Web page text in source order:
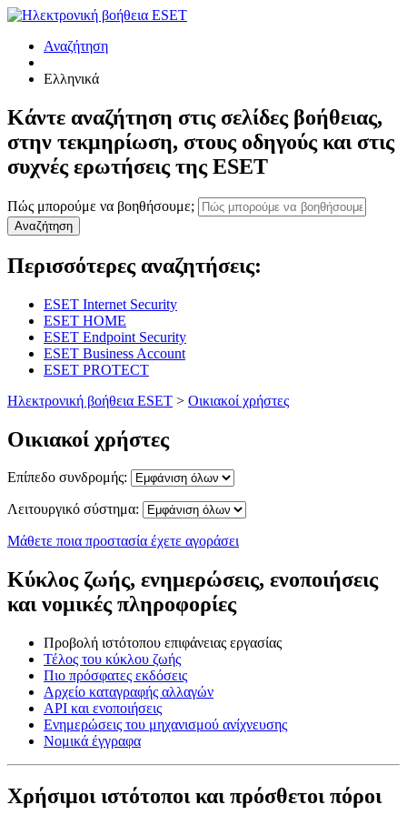
Αναζήτηση
Ελληνικά
Κάντε αναζήτηση στις σελίδες βοήθειας,
στην τεκμηρίωση, στους οδηγούς και στις
συχνές ερωτήσεις της ESET
Πώς μπορούμε να βοηθήσουμε;
Αναζήτηση
Περισσότερες αναζητήσεις:
ESET Internet Security
ESET HOME
ESET Endpoint Security
ESET Business Account
ESET PROTECT
Ηλεκτρονική βοήθεια ESET > Οικιακοί χρήστες
Οικιακοί χρήστες
Επίπεδο συνδρομής:
Λειτουργικό σύστημα:
Μάθετε ποια προστασία έχετε αγοράσει
Κύκλος ζωής, ενημερώσεις, ενοποιήσεις
και νομικές πληροφορίες
Προβολή ιστότοπου επιφάνειας εργασίας
Τέλος του κύκλου ζωής
Πιο πρόσφατες εκδόσεις
Αρχείο καταγραφής αλλαγών
API και ενοποιήσεις
Ενημερώσεις του μηχανισμού ανίχνευσης
Νομικά έγγραφα
Χρήσιμοι ιστότοποι και πρόσθετοι πόροι